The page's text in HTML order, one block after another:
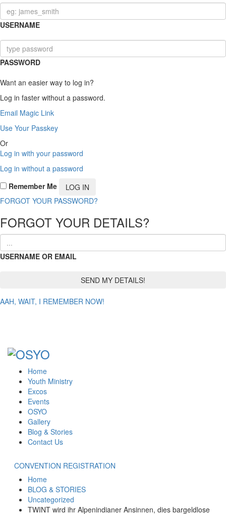
USERNAME
PASSWORD
Want an easier way to log in?
Log in faster without a password.
Email Magic Link
Use Your Passkey
Or
Log in with your password
Log in without a password
Remember Me
FORGOT YOUR PASSWORD?
FORGOT YOUR DETAILS?
USERNAME OR EMAIL
AAH, WAIT, I REMEMBER NOW!
Home
Youth Ministry
Excos
Events
OSYO
Gallery
Blog & Stories
Contact Us
CONVENTION REGISTRATION
Home
BLOG & STORIES
Uncategorized
TWINT wird ihr Alpenindianer Ansinnen, dies bargeldlose